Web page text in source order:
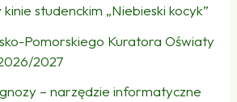
studenckim „Niebieski kocyk”
Pomorskiego Kuratora Oświaty
2027
– narzędzie informatyczne